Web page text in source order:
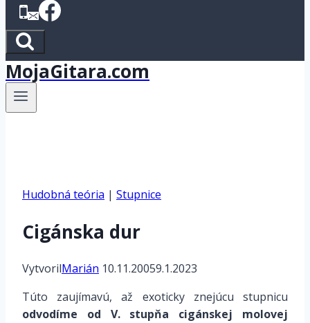
MojaGitara.com
Hudobná teória | Stupnice
Cigánska dur
VytvorilMarián 10.11.20059.1.2023
Túto zaujímavú, až exoticky znejúcu stupnicu
odvodíme od V. stupňa cigánskej molovej